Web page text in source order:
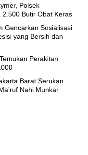
Polsek
Butir Obat Keras
Gencarkan Sosialisasi
yang Bersih dan
Perakitan
Barat Serukan
Nahi Munkar